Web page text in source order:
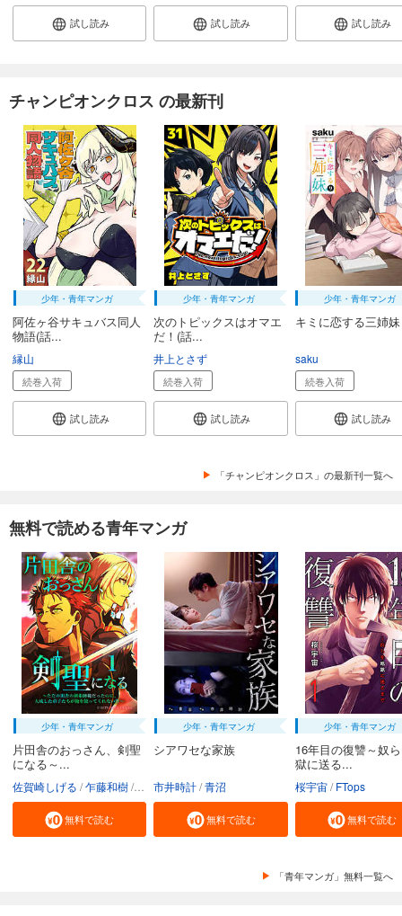
試し読み 試し読み 試し読み
チャンピオンクロス の最新刊
少年・青年マンガ
阿佐ヶ谷サキュバス同人
物語(話...
縁山
続巻入荷
試し読み
少年・青年マンガ
次のトピックスはオマエ
だ！(話...
井上とさず
続巻入荷
試し読み
少年・青年マンガ
キミに恋する三姉
saku
続巻入荷
試し読み
「チャンピオンクロス」の最新刊一覧へ
無料で読める青年マンガ
少年・青年マンガ
片田舎のおっさん、剣聖
になる～...
佐賀崎しげる 乍藤和樹 鍋島テツヒロ
無料で読む
少年・青年マンガ
シアワセな家族
市井時計 青沼
無料で読む
少年・青年マンガ
16年目の復讐～奴
獄に送る...
桜宇宙 FTops
無料で読む
「青年マンガ」無料一覧へ